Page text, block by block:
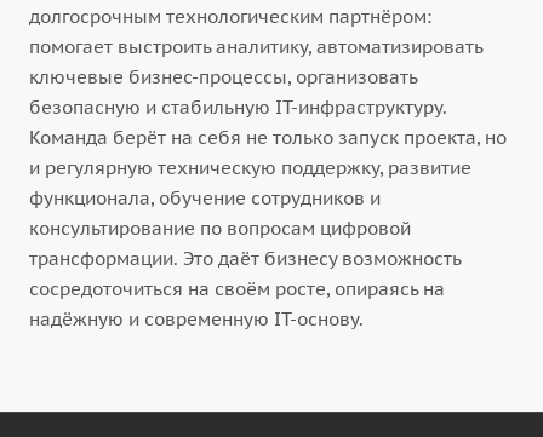
долгосрочным технологическим партнёром:
помогает выстроить аналитику, автоматизировать
ключевые бизнес-процессы, организовать
безопасную и стабильную IT-инфраструктуру.
Команда берёт на себя не только запуск проекта, но
и регулярную техническую поддержку, развитие
функционала, обучение сотрудников и
консультирование по вопросам цифровой
трансформации. Это даёт бизнесу возможность
сосредоточиться на своём росте, опираясь на
надёжную и современную IT-основу.